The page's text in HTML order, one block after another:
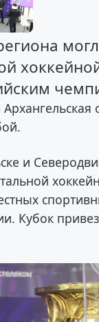
и
Кубок